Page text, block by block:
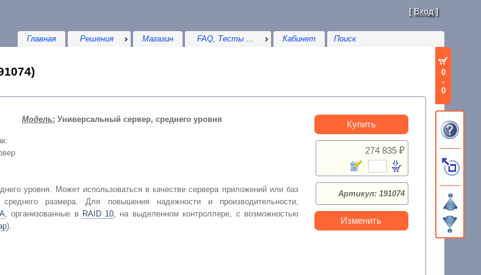
[Вход]
Главная Решения Магазин FAQ, Тесты ... Кабинет
Модель:Универсальный сервер, среднего уровня
уровня. Может использоваться в качестве сервера приложений или баз
размера. Для повышения надежности и производительности,
, организованные в RAID 10, на выделенном контроллере, с возможностью
).
Купить
274 835 ₽
Артикул: 191074
Изменить
0
-
0